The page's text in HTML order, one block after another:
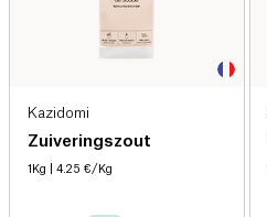
Kazidomi
Zuiveringszout
1Kg | 4.25 €/Kg